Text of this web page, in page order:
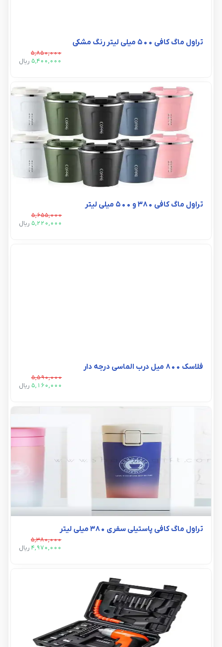
تراول ماگ کافی ۵۰۰ میلی لیتر رنگ مشکی
5,850,000
5,400,000 ريال
تراول ماگ کافی 380 و 500 میلی لیتر
5,655,000
5,220,000 ريال
فلاسک ۸۰۰ میل درب الماسی درجه دار
5,590,000
5,160,000 ريال
تراول ماگ کافی پاستیلی سفری 380 میلی لیتر
5,380,000
4,970,000 ريال